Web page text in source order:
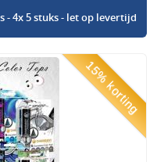
- 4x 5 stuks - let op levertijd
15% korting